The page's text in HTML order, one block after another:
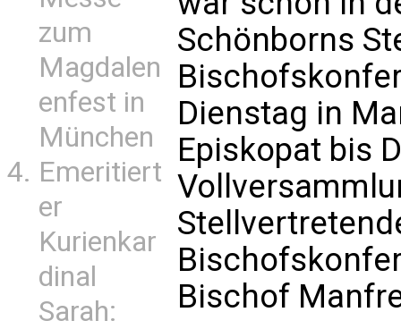
zum
Magdalen
enfest in
München
Emeritiert
er
Kurienkar
dinal
Sarah:
Schönborns
Dienstag in
Episkopat bis
Bischof